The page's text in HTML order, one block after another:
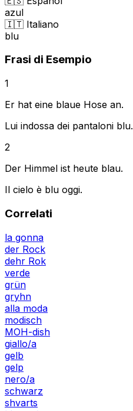
azul
🇮🇹 Italiano
blu
Frasi di Esempio
1
Er hat eine blaue Hose an.
Lui indossa dei pantaloni blu.
2
Der Himmel ist heute blau.
Il cielo è blu oggi.
Correlati
la gonna
der Rock
dehr Rok
verde
grün
gryhn
alla moda
modisch
MOH-dish
giallo/a
gelb
gelp
nero/a
schwarz
shvarts